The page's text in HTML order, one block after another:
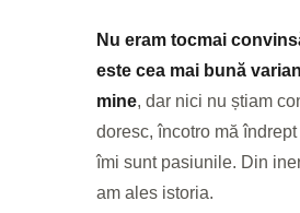
Nu eram tocmai
este cea mai bună
mine, dar nici nu știam
doresc, încotro mă
îmi sunt pasiunile. Din
am ales istoria.